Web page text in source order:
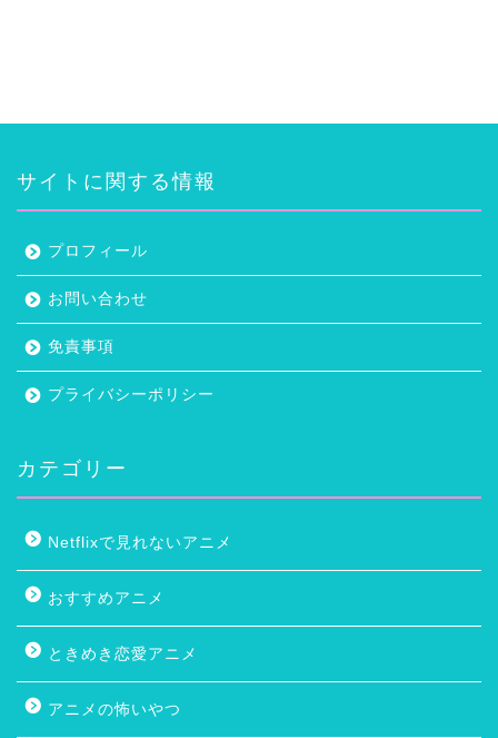
サイトに関する情報
プロフィール
お問い合わせ
免責事項
プライバシーポリシー
カテゴリー
Netflixで見れないアニメ
おすすめアニメ
ときめき恋愛アニメ
アニメの怖いやつ